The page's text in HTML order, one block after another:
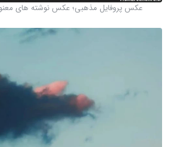
عکس پروفایل مذهبی؛ عکس نوشته های معنوی